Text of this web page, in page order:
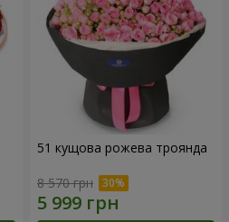
51 кущова рожева троянда
8 570 грн